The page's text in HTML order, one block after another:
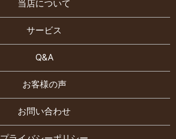
当店について
サービス
Q&A
お客様の声
お問い合わせ